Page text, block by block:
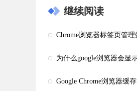
继续阅读
Chrome浏览器标签页管
为什么google浏览器会显
Google Chrome浏览器缓